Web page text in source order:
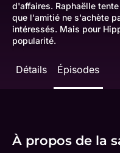
d'affaires. Raphaëlle
que l'amitié ne s'achète
intéressés. Mais pour
popularité.
Détails Épisodes
À propos de la